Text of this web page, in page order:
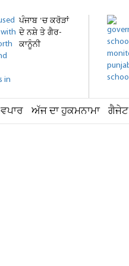
ਪੰਜਾਬ 'ਚ ਕਰੋੜਾਂ
ਦੇ ਨਸ਼ੇ ਤੇ ਗੈਰ-
ਕਾਨੂੰਨੀ
ਵਪਾਰ ਅੱਜ ਦਾ ਹੁਕਮਨਾਮਾ ਗੈਜੇਟ